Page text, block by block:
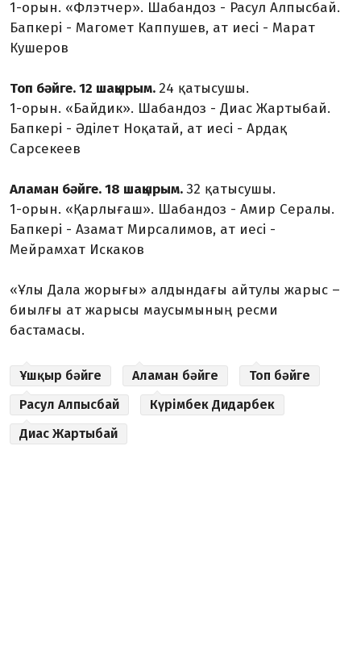
1-орын. «Флэтчер». Шабандоз - Расул Алпысбай.
Бапкері - Магомет Каппушев, ат иесі - Марат
Кушеров
Топ бәйге. 12 шақырым. 24 қатысушы.
1-орын. «Байдик». Шабандоз - Диас Жартыбай.
Бапкері - Әділет Ноқатай, ат иесі - Ардақ
Сарсекеев
Аламан бәйге. 18 шақырым.32 қатысушы.
1-орын. «Қарлығаш». Шабандоз - Амир Сералы.
Бапкері - Азамат Мирсалимов, ат иесі -
Мейрамхат Искаков
«Ұлы Дала жорығы» алдындағы айтулы жарыс –
биылғы ат жарысы маусымының ресми
бастамасы.
Ұшқыр бәйге Аламан бәйге
Топ бәйге
Расул Алпысбай
Күрімбек Дидарбек
Диас Жартыбай